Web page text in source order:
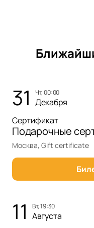
31 чт, 00:00
Декабря
Сертификат
Подарочные
Москва, Gift certificate
11 вт, 19:30
Августа